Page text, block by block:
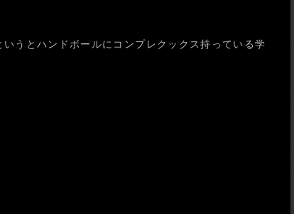
うとハンドボールにコンプレクックス持っている学